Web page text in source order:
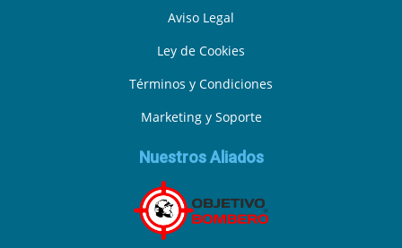
Aviso Legal
Ley de Cookies
Términos y Condiciones
Marketing y Soporte
Nuestros Aliados